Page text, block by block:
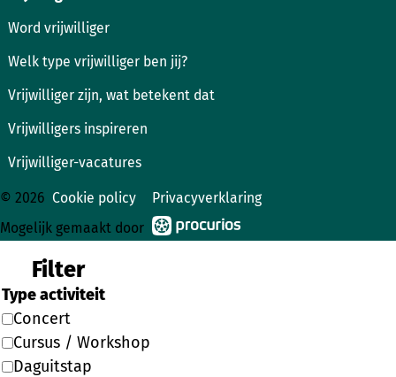
Word vrijwilliger
Welk type vrijwilliger ben jij?
Vrijwilliger zijn, wat betekent dat
Vrijwilligers inspireren
Vrijwilliger-vacatures
© 2026 Cookie policy
Privacyverklaring
Mogelijk gemaakt door
Filter
Type activiteit
Concert
Cursus / Workshop
Daguitstap